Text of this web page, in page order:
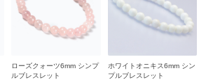
ローズクォーツ6mm シンプ
ルブレスレット
ホワイトオニキス6mm シン
プルブレスレット